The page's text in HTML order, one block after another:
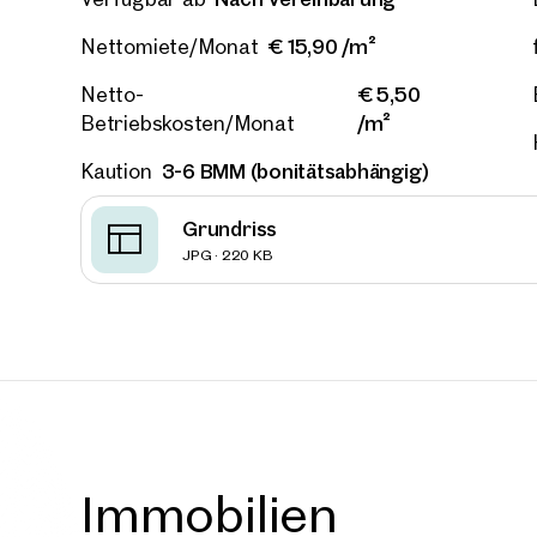
Nettomiete/Monat € 15,90 /m²
Netto-
Betriebskosten/Monat
€ 5,50
/m²
Kaution 3-6 BMM (bonitätsabhängig)
Grundriss
JPG · 220 KB
Immobilien